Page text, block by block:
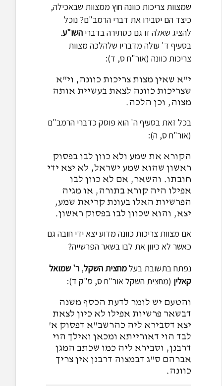
שמצוות צריכות כוונה חוץ ממצוות שבאכילה,
כיצד הם יסבירו את דברי הרמב"ם? נוכל
להציג שאלה זו גם כסתירה בדבריהשו"ע.
בסעיף ד' עולה מדבריו שלהלכה מצוות
צריכות כוונה (אור"ח ס, ד):
י"א שאין מצות צריכות כוונה, וי"א
שצריכות כוונה לצאת בעשיית אותה
מצוה, וכן הלכה.
בכל זאת בסעיף ה' הוא פוסק כדברי הרמב"ם
(אור"ח ס, ה):
הקורא את שמע ולא כוון לבו בפסוק
ראשון שהוא שמע ישראל, לא יצא ידי
חובתו. והשאר, אם לא כוון לבו
אפילו היה קורא בתורה, או מגיה
הפרשיות האלו בעונת קריאת שמע,
יצא, והוא שכוון לבו בפסוק ראשון.
אם מצוות צריכות כוונה מדוע יצא ידי חובה גם
כאשר לא כיוון את לבו בשאר הפרשייה?
נפתח בתשובת בעלמחצית השקל,ר' שמואל
קאלין (מחצית השקל אור"ח ס, ס"ק ד):
והטעם יש לומר לדעת הכסף משנה
דבשאר פרשיות אפילו לא כיון לצאת
יצא דסבירא ליה כהרשב"א דפסוק א'
לבד הוי דאורייתא ומכאן ואילך הוי
דרבנן, וסבירא ליה כמו שכתב המגן
אברהם ס"ג דבמצוה דרבנן אין צריך
כוונה.